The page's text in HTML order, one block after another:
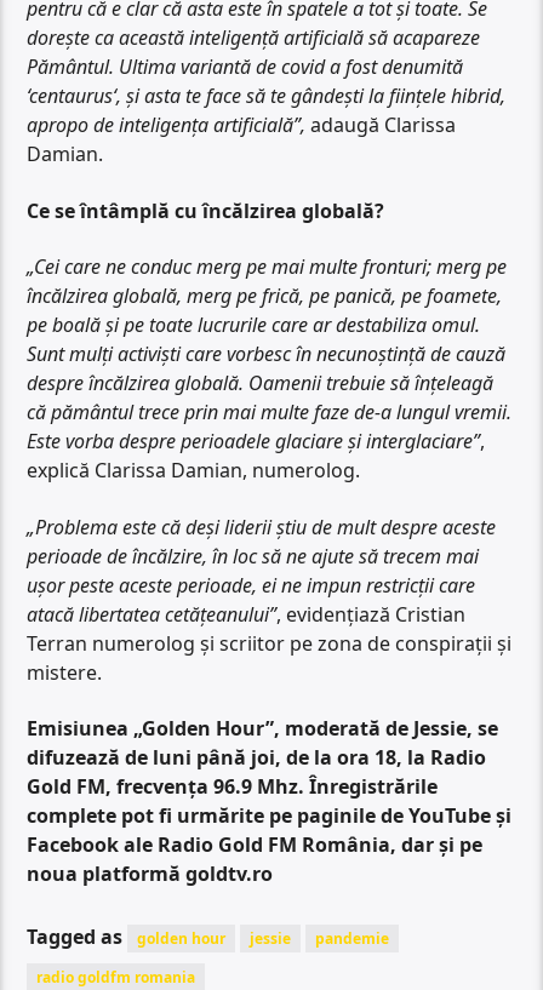
pentru că e clar că asta este în spatele a tot și toate. Se
dorește ca această inteligență artificială să acapareze
Pământul. Ultima variantă de covid a fost denumită
‘centaurus‘, și asta te face să te gândești la ființele hibrid,
apropo de inteligența artificială”,adaugă Clarissa
Damian.
Ce se întâmplă cu încălzirea globală?
„Cei care ne conduc merg pe mai multe fronturi; merg pe
încălzirea globală, merg pe frică, pe panică, pe foamete,
pe boală și pe toate lucrurile care ar destabiliza omul.
Sunt mulți activiști care vorbesc în necunoștință de cauză
despre încălzirea globală. Oamenii trebuie să înțeleagă
că pământul trece prin mai multe faze de-a lungul vremii.
Este vorba despre perioadele glaciare și interglaciare”,
explică Clarissa Damian, numerolog.
„Problema este că deși liderii știu de mult despre aceste
perioade de încălzire, în loc să ne ajute să trecem mai
ușor peste aceste perioade, ei ne impun restricții care
atacă libertatea cetățeanului”, evidențiază Cristian
Terran numerolog și scriitor pe zona de conspirații și
mistere.
Emisiunea „Golden Hour”, moderată de Jessie, se
difuzează de luni până joi, de la ora 18, la Radio
Gold FM, frecvența 96.9 Mhz. Înregistrările
complete pot fi urmărite pe paginile de YouTube și
Facebook ale Radio Gold FM România, dar și pe
noua platformă goldtv.ro
Tagged as golden hour jessie
pandemie
radio goldfm romania